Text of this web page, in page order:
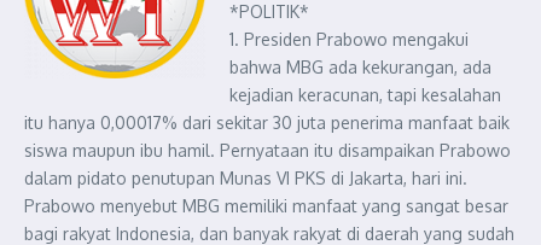
*POLITIK*
1. Presiden Prabowo mengakui
bahwa MBG ada kekurangan, ada
kejadian keracunan, tapi kesalahan
itu hanya 0,00017% dari sekitar 30 juta penerima manfaat baik
siswa maupun ibu hamil. Pernyataan itu disampaikan Prabowo
dalam pidato penutupan Munas VI PKS di Jakarta, hari ini.
Prabowo menyebut MBG memiliki manfaat yang sangat besar
bagi rakyat Indonesia, dan banyak rakyat di daerah yang sudah